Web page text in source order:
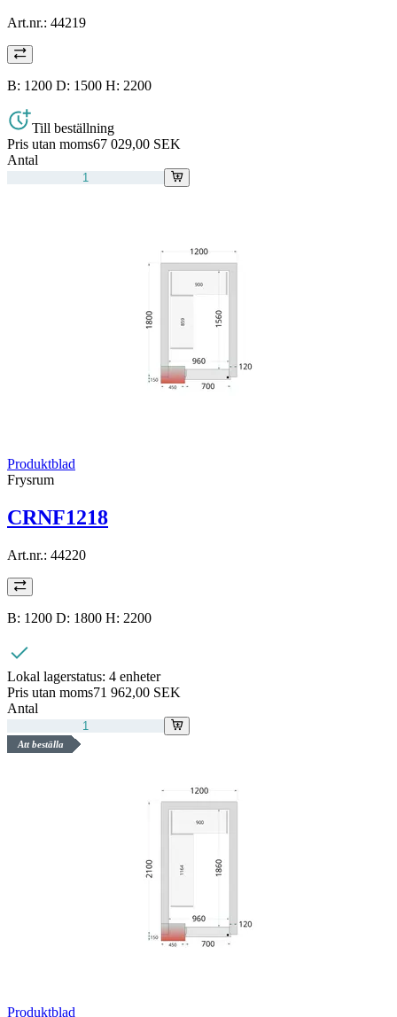
Art.nr.: 44219
B: 1200 D: 1500 H: 2200
Till beställning
Pris utan moms67 029,00 SEK
Antal
Produktblad
Frysrum
CRNF1218
Art.nr.: 44220
B: 1200 D: 1800 H: 2200
Lokal lagerstatus: 4 enheter
Pris utan moms71 962,00 SEK
Antal
Att beställa
Produktblad